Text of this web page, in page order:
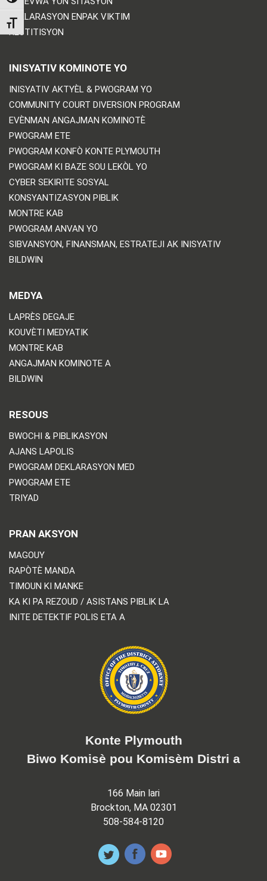
TOGGLE FONT SIZE
DEKLARASYON ENPAK VIKTIM
RESTITISYON
INISYATIV KOMINOTE YO
INISYATIV AKTYÈL & PWOGRAM YO
COMMUNITY COURT DIVERSION PROGRAM
EVÈNMAN ANGAJMAN KOMINOTÈ
PWOGRAM ETE
PWOGRAM KONFÒ KONTE PLYMOUTH
PWOGRAM KI BAZE SOU LEKÒL YO
CYBER SEKIRITE SOSYAL
KONSYANTIZASYON PIBLIK
MONTRE KAB
PWOGRAM ANVAN YO
SIBVANSYON, FINANSMAN, ESTRATEJI AK INISYATIV
BILDWIN
MEDYA
LAPRÈS DEGAJE
KOUVÈTI MEDYATIK
MONTRE KAB
ANGAJMAN KOMINOTE A
BILDWIN
RESOUS
BWOCHI & PIBLIKASYON
AJANS LAPOLIS
PWOGRAM DEKLARASYON MED
PWOGRAM ETE
TRIYAD
PRAN AKSYON
MAGOUY
RAPÒTÈ MANDA
TIMOUN KI MANKE
KA KI PA REZOUD / ASISTANS PIBLIK LA
INITE DETEKTIF POLIS ETA A
Konte Plymouth
Biwo Komisè pou Komisèm Distri a
166 Main lari
Brockton, MA 02301
508-584-8120